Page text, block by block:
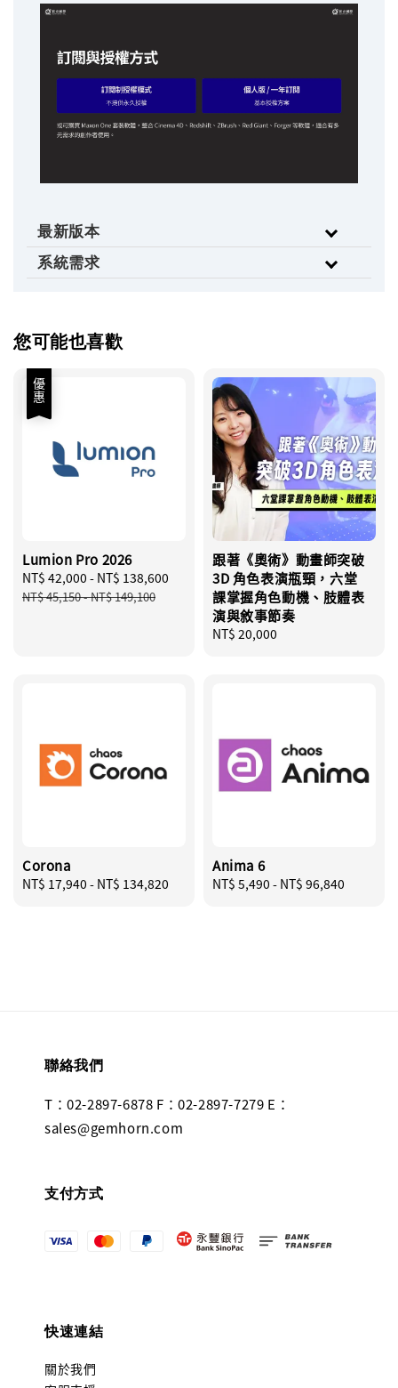
最新版本
系統需求
您可能也喜歡
優惠
Lumion Pro 2026
Sale
price
NT$ 42,000 - NT$ 138,600
Regular
NT$ 45,150-NT$ 149,100
跟著《奧術》動畫師突破
3D 角色表演瓶頸，六堂
課掌握角色動機、肢體表
演與敘事節奏
Regular
NT$ 20,000
Corona
Regular
NT$ 17,940 - NT$ 134,820
Anima 6
Regular
NT$ 5,490 - NT$ 96,840
聯絡我們
T：02-2897-6878 F：02-2897-7279 E：
sales@gemhorn.com
支付方式
快速連結
關於我們